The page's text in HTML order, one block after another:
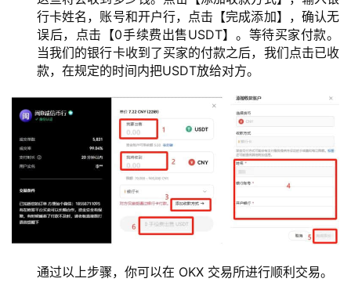
行卡姓名，账号和开户行，点击【完成添加】，确认无
误后，点击【0手续费出售USDT】。等待买家付款。
当我们的银行卡收到了买家的付款之后，我们点击已收
款，在规定的时间内把USDT放给对方。
通过以上步骤，你可以在 OKX 交易所进行顺利交易。